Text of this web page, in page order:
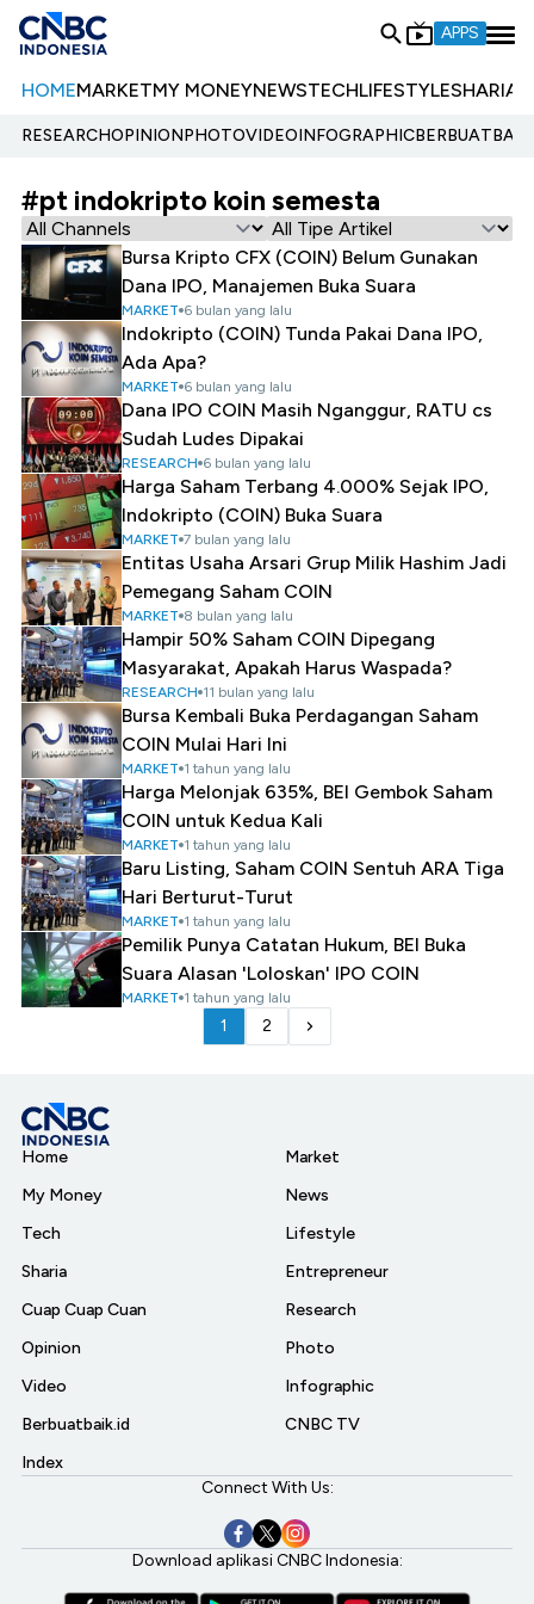
APPS
HOMEMARKETMY MONEYNEWSTECHLIFESTYLESHARIA
RESEARCHOPINIONPHOTOVIDEOINFOGRAPHIC
#pt indokripto koin semesta
Bursa Kripto CFX (COIN) Belum Gunakan
Dana IPO, Manajemen Buka Suara
MARKET 6 bulan yang lalu
Indokripto (COIN) Tunda Pakai Dana IPO,
Ada Apa?
MARKET 6 bulan yang lalu
Dana IPO COIN Masih Nganggur, RATU cs
Sudah Ludes Dipakai
RESEARCH 6 bulan yang lalu
Harga Saham Terbang 4.000% Sejak IPO,
Indokripto (COIN) Buka Suara
MARKET 7 bulan yang lalu
Entitas Usaha Arsari Grup Milik Hashim Jadi
Pemegang Saham COIN
MARKET 8 bulan yang lalu
Hampir 50% Saham COIN Dipegang
Masyarakat, Apakah Harus Waspada?
RESEARCH 11 bulan yang lalu
Bursa Kembali Buka Perdagangan Saham
COIN Mulai Hari Ini
MARKET 1 tahun yang lalu
Harga Melonjak 635%, BEI Gembok Saham
COIN untuk Kedua Kali
MARKET 1 tahun yang lalu
Baru Listing, Saham COIN Sentuh ARA Tiga
Hari Berturut-Turut
MARKET 1 tahun yang lalu
Pemilik Punya Catatan Hukum, BEI Buka
Suara Alasan 'Loloskan' IPO COIN
MARKET 1 tahun yang lalu
1 2
Home
My Money
Tech
Sharia
Cuap Cuap Cuan
Opinion
Video
Berbuatbaik.id
Index
Market
News
Lifestyle
Entrepreneur
Research
Photo
Infographic
CNBC TV
Connect With Us:
Download aplikasi CNBC Indonesia: